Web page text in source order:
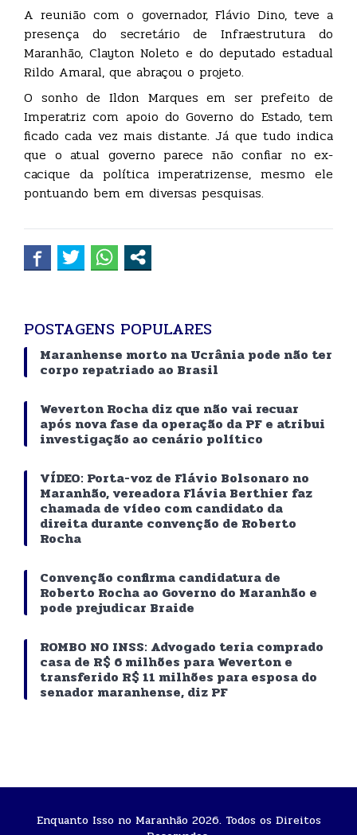
A reunião com o governador, Flávio Dino, teve a
presença do secretário de Infraestrutura do
Maranhão, Clayton Noleto e do deputado estadual
Rildo Amaral, que abraçou o projeto.
O sonho de Ildon Marques em ser prefeito de
Imperatriz com apoio do Governo do Estado, tem
ficado cada vez mais distante. Já que tudo indica
que o atual governo parece não confiar no ex-
cacique da política imperatrizense, mesmo ele
pontuando bem em diversas pesquisas.
POSTAGENS POPULARES
Maranhense morto na Ucrânia pode não ter
corpo repatriado ao Brasil
Weverton Rocha diz que não vai recuar
após nova fase da operação da PF e atribui
investigação ao cenário político
VÍDEO: Porta-voz de Flávio Bolsonaro no
Maranhão, vereadora Flávia Berthier faz
chamada de vídeo com candidato da
direita durante convenção de Roberto
Rocha
Convenção confirma candidatura de
Roberto Rocha ao Governo do Maranhão e
pode prejudicar Braide
ROMBO NO INSS: Advogado teria comprado
casa de R$ 6 milhões para Weverton e
transferido R$ 11 milhões para esposa do
senador maranhense, diz PF
Enquanto Isso no Maranhão 2026. Todos os Direitos